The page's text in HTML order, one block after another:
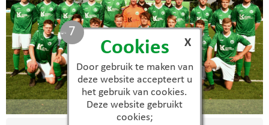
Cookies
Door gebruik te maken van
deze website accepteert u
het gebruik van cookies.
Deze website gebruikt
cookies;
X
7
Heeten 8